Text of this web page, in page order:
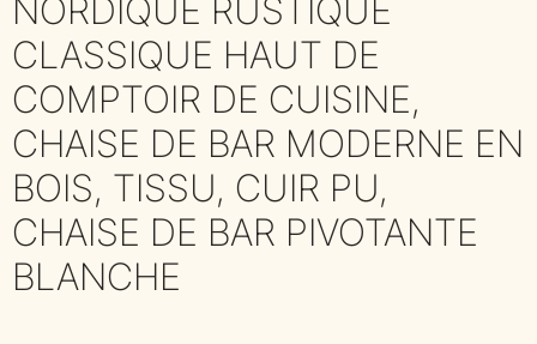
NORDIQUE RUSTIQUE
CLASSIQUE HAUT DE
COMPTOIR DE CUISINE,
CHAISE DE BAR MODERNE EN
BOIS, TISSU, CUIR PU,
CHAISE DE BAR PIVOTANTE
BLANCHE